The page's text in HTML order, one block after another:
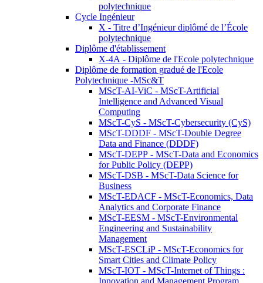
polytechnique
Cycle Ingénieur
X - Titre d’Ingénieur diplômé de l’École
polytechnique
Diplôme d'établissement
X-4A - Diplôme de l'Ecole polytechnique
Diplôme de formation gradué de l'Ecole
Polytechnique -MSc&T
MScT-AI-ViC - MScT-Artificial
Intelligence and Advanced Visual
Computing
MScT-CyS - MScT-Cybersecurity (CyS)
MScT-DDDF - MScT-Double Degree
Data and Finance (DDDF)
MScT-DEPP - MScT-Data and Economics
for Public Policy (DEPP)
MScT-DSB - MScT-Data Science for
Business
MScT-EDACF - MScT-Economics, Data
Analytics and Corporate Finance
MScT-EESM - MScT-Environmental
Engineering and Sustainability
Management
MScT-ESCLiP - MScT-Economics for
Smart Cities and Climate Policy
MScT-IOT - MScT-Internet of Things :
Innovation and Management Program